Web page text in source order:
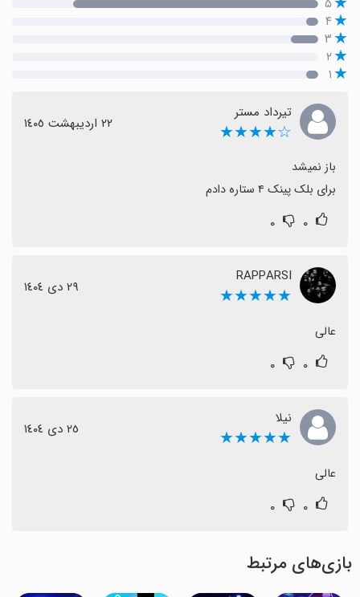
۴
۳
۲
۱
تیرداد مستر
☆★★★★ ٢٢ اردیبهشت ١٤٠٥
برای بلک پینک ۴ ستاره دادم
۰ ۰
RAPPARSI
★★★★★ ٢٩ دی ١٤٠٤
عالی
۰ ۰
نیلا
★★★★★ ٢٥ دی ١٤٠٤
عالی
۰ ۰
بازی‌های مرتبط